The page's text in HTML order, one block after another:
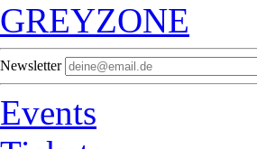
GREYZONE
Newsletter
Events